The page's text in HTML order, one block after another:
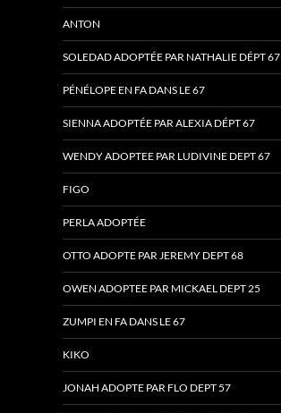
ANTON
SOLEDAD ADOPTÉE PAR NATHALIE DÉPT 67
PÉNÉLOPE EN FA DANS LE 67
SIENNA ADOPTÉE PAR ALEXIA DÉPT 67
WENDY ADOPTEE PAR LUDIVINE DEPT 67
FIGO
PERLA ADOPTÉE
OTTO ADOPTE PAR JEREMY DEPT 68
OWEN ADOPTEE PAR MICKAEL DEPT 25
ZUMPI EN FA DANS LE 67
KIKO
JONAH ADOPTE PAR FLO DEPT 57